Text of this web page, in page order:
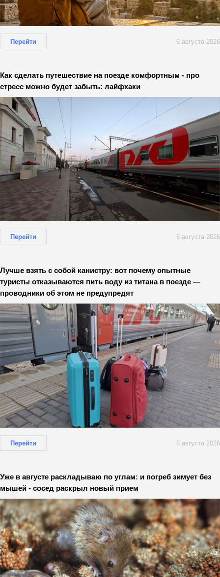
Перейти 6 августа 2026
Как сделать путешествие на поезде комфортным - про
стресс можно будет забыть: лайфхаки
Перейти 6 августа 2026
Лучше взять с собой канистру: вот почему опытные
туристы отказываются пить воду из титана в поезде —
проводники об этом не предупредят
Перейти 6 августа 2026
Уже в августе раскладываю по углам: и погреб зимует без
мышей - сосед раскрыл новый прием